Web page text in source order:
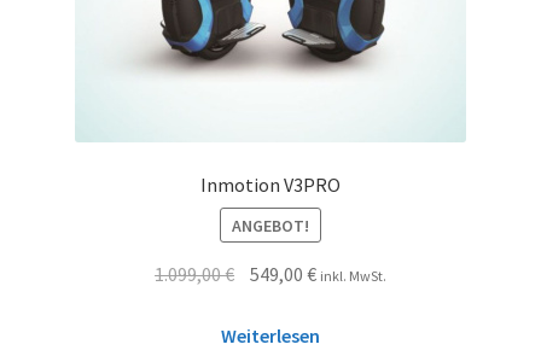
Inmotion V3PRO
ANGEBOT!
1.099,00€ 549,00 € inkl. MwSt.
Weiterlesen